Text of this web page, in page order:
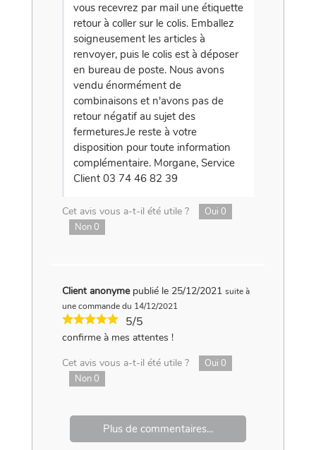
vous recevrez par mail une étiquette
retour à coller sur le colis. Emballez
soigneusement les articles à
renvoyer, puis le colis est à déposer
en bureau de poste. Nous avons
vendu énormément de
combinaisons et n'avons pas de
retour négatif au sujet des
fermetures.Je reste à votre
disposition pour toute information
complémentaire. Morgane, Service
Client 03 74 46 82 39
Cet avis vous a-t-il été utile ? Oui 0
Non0
Client anonyme publié le 25/12/2021 suite à
une commande du 14/12/2021
5/5
confirme à mes attentes !
Cet avis vous a-t-il été utile ?
Oui 0
Non0
Plus de commentaires...